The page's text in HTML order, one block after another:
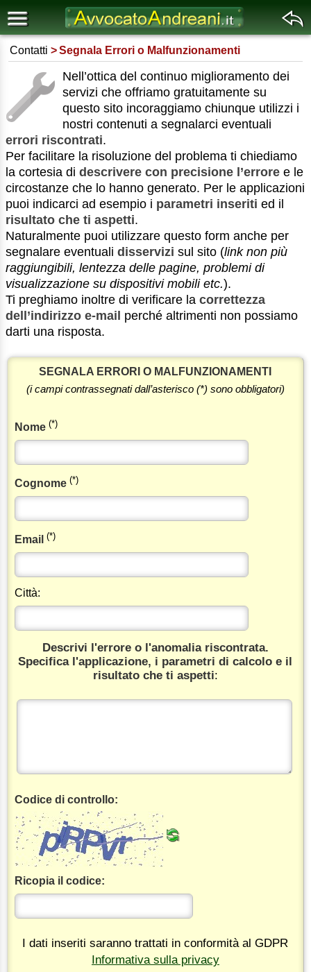
Contatti Segnala Errori o Malfunzionamenti
Nell’ottica del continuo miglioramento dei
servizi che offriamo gratuitamente su
questo sito incoraggiamo chiunque utilizzi i
nostri contenuti a segnalarci eventuali
errori riscontrati.
Per facilitare la risoluzione del problema ti chiediamo
la cortesia di descrivere con precisione l’errore e le
circostanze che lo hanno generato. Per le applicazioni
puoi indicarci ad esempio i parametri inseriti ed il
risultato che ti aspetti.
Naturalmente puoi utilizzare questo form anche per
segnalare eventuali disservizi sul sito (link non più
raggiungibili, lentezza delle pagine, problemi di
visualizzazione su dispositivi mobili etc.).
Ti preghiamo inoltre di verificare la correttezza
dell’indirizzo e-mail perché altrimenti non possiamo
darti una risposta.
SEGNALA ERRORI O MALFUNZIONAMENTI
(i campi contrassegnati dall’asterisco (*) sono obbligatori)
Nome (*)
Cognome (*)
Email (*)
Città:
Descrivi l'errore o l'anomalia riscontrata.
Specifica l'applicazione, i parametri di calcolo e il
risultato che ti aspetti:
Codice di controllo:
Ricopia il codice:
I dati inseriti saranno trattati in conformità al GDPR
Informativa sulla privacy